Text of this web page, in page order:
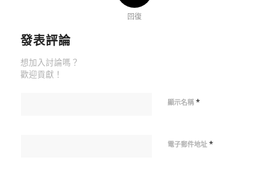
回復
發表評論
想加入討論嗎？
歡迎貢獻！
顯示名稱 *
電子郵件地址 *